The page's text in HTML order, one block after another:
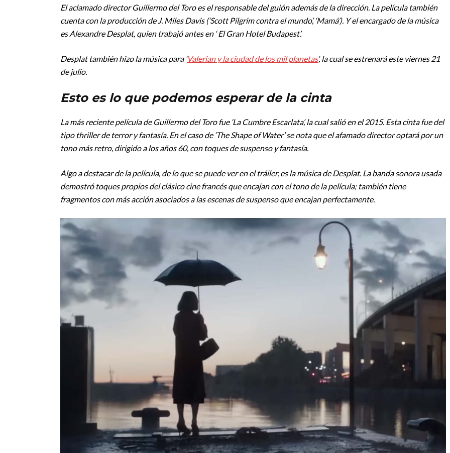
El aclamado director Guillermo del Toro es el responsable del guión además de la dirección. La película también
cuenta con la producción de J. Miles Davis (‘Scott Pilgrim contra el mundo’, ‘Mamá’). Y el encargado de la música
es Alexandre Desplat, quien trabajó antes en ‘ El Gran Hotel Budapest’.
Desplat también hizo la música para ‘Valerian y la ciudad de los mil planetas‘, la cual se estrenará este viernes 21
de julio.
Esto es lo que podemos esperar de la cinta
La más reciente película de Guillermo del Toro fue ‘La Cumbre Escarlata’, la cual salió en el 2015. Esta cinta fue del
tipo thriller de terror y fantasía. En el caso de ‘The Shape of Water’ se nota que el afamado director optará por un
tono más retro, dirigido a los años 60, con toques de suspenso y fantasía.
Algo a destacar de la película, de lo que se puede ver en el tráiler, es la música de Desplat. La banda sonora usada
demostró toques propios del clásico cine francés que encajan con el tono de la película; también tiene
fragmentos con más acción asociados a las escenas de suspenso que encajan perfectamente.